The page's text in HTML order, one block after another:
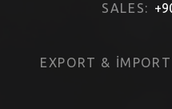
SALES:
EXPORT &